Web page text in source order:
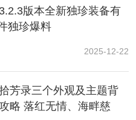
大富的猫”和“证物-老鼠
可以完成断案任务了。
务的攻略分享啦，希望
版本全新独珍装备有
独珍爆料
2025-12-22
芳录三个外观及主题背
略 落红无情、海畔慈